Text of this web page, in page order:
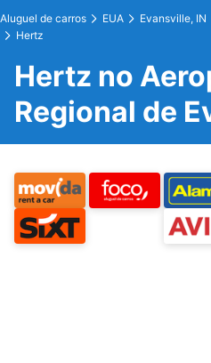
Aluguel de carros EUA Evansville, IN
Hertz
Hertz no
Regional de